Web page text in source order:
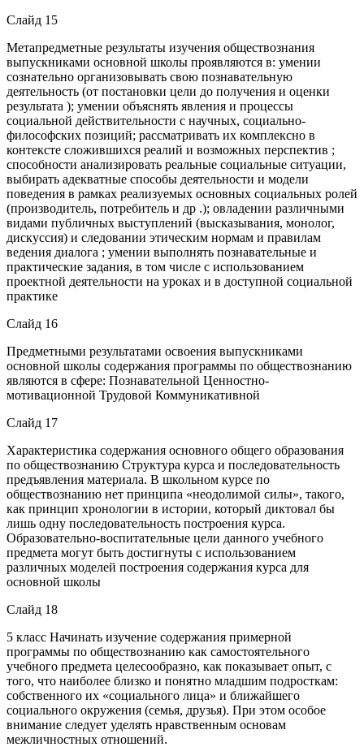
Слайд 15
Метапредметные результаты изучения обществознания
выпускниками основной школы проявляются в: умении
сознательно организовывать свою познавательную
деятельность (от постановки цели до получения и оценки
результата ); умении объяснять явления и процессы
социальной действительности с научных, социально-
философских позиций; рассматривать их комплексно в
контексте сложившихся реалий и возможных перспектив ;
способности анализировать реальные социальные ситуации,
выбирать адекватные способы деятельности и модели
поведения в рамках реализуемых основных социальных ролей
(производитель, потребитель и др .); овладении различными
видами публичных выступлений (высказывания, монолог,
дискуссия) и следовании этическим нормам и правилам
ведения диалога ; умении выполнять познавательные и
практические задания, в том числе с использованием
проектной деятельности на уроках и в доступной социальной
практике
Слайд 16
Предметными результатами освоения выпускниками
основной школы содержания программы по обществознанию
являются в сфере: Познавательной Ценностно-
мотивационной Трудовой Коммуникативной
Слайд 17
Характеристика содержания основного общего образования
по обществознанию Структура курса и последовательность
предъявления материала. В школьном курсе по
обществознанию нет принципа «неодолимой силы», такого,
как принцип хронологии в истории, который диктовал бы
лишь одну последовательность построения курса.
Образовательно-воспитательные цели данного учебного
предмета могут быть достигнуты с использованием
различных моделей построения содержания курса для
основной школы
Слайд 18
5 класс Начинать изучение содержания примерной
программы по обществознанию как самостоятельного
учебного предмета целесообразно, как показывает опыт, с
того, что наиболее близко и понятно младшим подросткам:
собственного их «социального лица» и ближайшего
социального окружения (семья, друзья). При этом особое
внимание следует уделять нравственным основам
межличностных отношений.